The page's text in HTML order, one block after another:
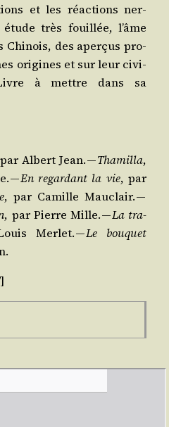
et les réac­tions ner­
très fouillée, l’âme
Chi­nois, des aper­çus pro­
ori­gines et sur leur civi­
à mettre dans sa
Albert Jean. —Tha­mil­la,
—En regar­dant la vie, par
, par Camille Mau­clair. —
, par Pierre Mille. —La tra­
Mer­let. —Le bou­quet